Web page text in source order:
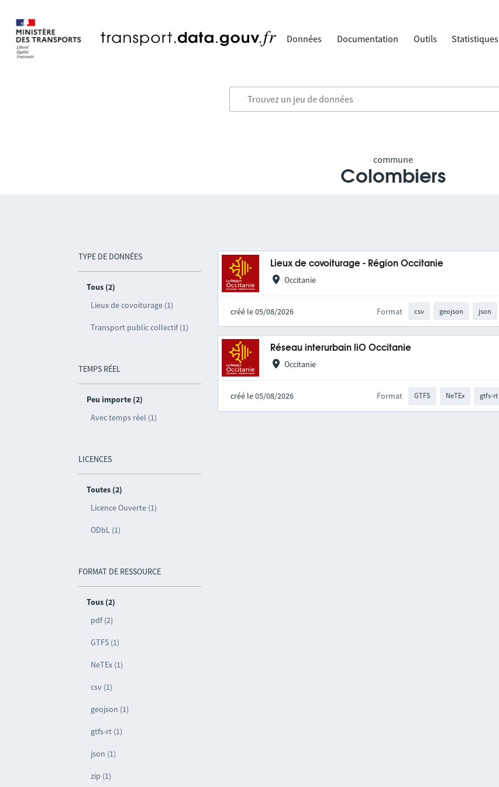
Données Documentation Outils Statistiques
commune
Colombiers
TYPE DE DONNÉES
Tous (2)
Lieux de covoiturage (1)
Transport public collectif (1)
TEMPS RÉEL
Peu importe (2)
Avec temps réel (1)
LICENCES
Toutes (2)
Licence Ouverte (1)
ODbL (1)
FORMAT DE RESSOURCE
Tous (2)
pdf (2)
GTFS (1)
NeTEx (1)
csv (1)
geojson (1)
gtfs-rt (1)
json (1)
zip (1)
Lieux de covoiturage - Région Occitanie
Occitanie
créé le 05/08/2026 Format csv geojson json
Réseau interurbain liO Occitanie
Occitanie
créé le 05/08/2026 Format GTFS NeTEx gtfs-rt